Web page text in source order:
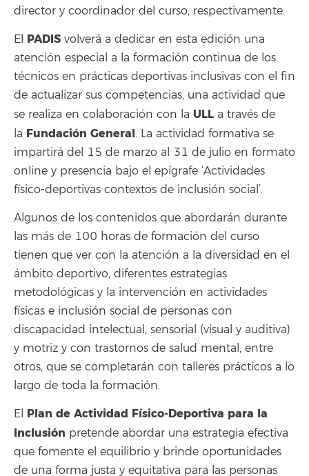
director y coordinador del curso, respectivamente.
El PADIS volverá a dedicar en esta edición una
atención especial a la formación continua de los
técnicos en prácticas deportivas inclusivas con el fin
de actualizar sus competencias, una actividad que
se realiza en colaboración con la ULL a través de
la Fundación General. La actividad formativa se
impartirá del 15 de marzo al 31 de julio en formato
online y presencia bajo el epígrafe ‘Actividades
físico-deportivas contextos de inclusión social’.
Algunos de los contenidos que abordarán durante
las más de 100 horas de formación del curso
tienen que ver con la atención a la diversidad en el
ámbito deportivo, diferentes estrategias
metodológicas y la intervención en actividades
físicas e inclusión social de personas con
discapacidad intelectual, sensorial (visual y auditiva)
y motriz y con trastornos de salud mental, entre
otros, que se completarán con talleres prácticos a lo
largo de toda la formación.
El Plan de Actividad Físico-Deportiva para la
Inclusión pretende abordar una estrategia efectiva
que fomente el equilibrio y brinde oportunidades
de una forma justa y equitativa para las personas